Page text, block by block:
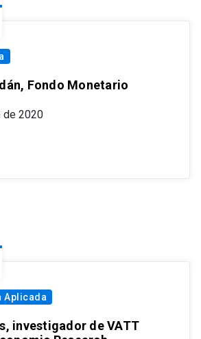
Fondo Monetario
de 2020
Aplicada
investigador de VATT